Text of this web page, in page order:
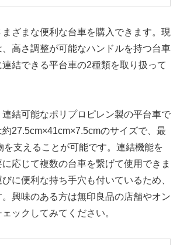
ざまな便利な台車を購入できます。現
高さ調整が可能なハンドルを持つ台車
結できる平台車の2種類を取り扱って
結可能なポリプロピレン製の平台車で
27.5cm×41cm×7.5cmのサイズで、最
を支えることが可能です。連結機能を
応じて複数の台車を繋げて使用できま
に便利な持ち手穴も付いているため、
興味のある方は無印良品の店舗やオン
ックしてみてください。